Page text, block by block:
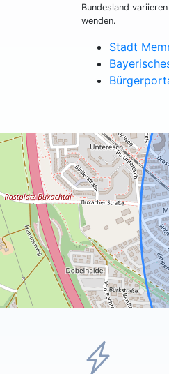
Bundesland
wenden.
Stadt